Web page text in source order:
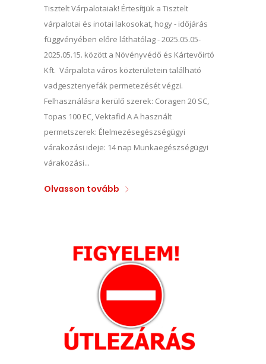
Tisztelt Várpalotaiak! Értesítjük a Tisztelt
várpalotai és inotai lakosokat, hogy - időjárás
függvényében előre láthatólag - 2025.05.05-
2025.05.15. között a Növényvédő és Kártevőirtó
Kft. Várpalota város közterületein található
vadgesztenyefák permetezését végzi.
Felhasználásra kerülő szerek: Coragen 20 SC,
Topas 100 EC, Vektafid A A használt
permetszerek: Élelmezésegészségügyi
várakozási ideje: 14 nap Munkaegészségügyi
várakozási...
Olvasson tovább